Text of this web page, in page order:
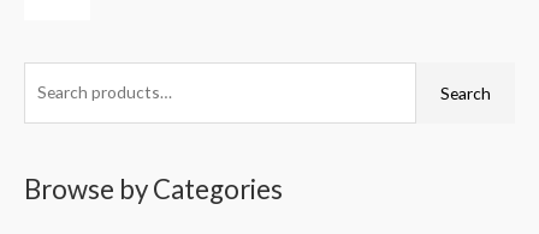
o
5
d
o
Search
Browse by Categories